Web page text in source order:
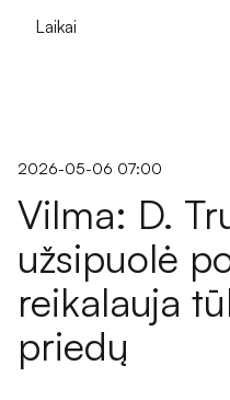
Laikai
2026-05-06 07:00
Vilma: D.
užsipuolė
reikalauja
priedų